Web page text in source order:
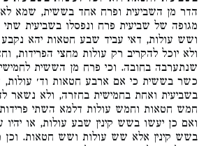
הדר מן השביעית ופרח אחד בששית, שמא
מגופה של שביעית פרח ונפסלו בשביעית
ושש עולות, דאי עביד שבע חטאות יהא
ולא יוכל להקריב רק עולות מחצי הפרידות,
שנתערבה בחובה. וכי פרח מן הששית
כשר בששית כי אם ארבע חטאות וד׳
בשביעית ואחת בחמישית בחזרה, ולא נשאר
חמש חטאות וחמש עולות דלמא השתי פרידות
ואם כן יעשו בשש קינין שבע עולות, או יהיו
בשש קינין אלא שש עולות ושש חטאות. וכן